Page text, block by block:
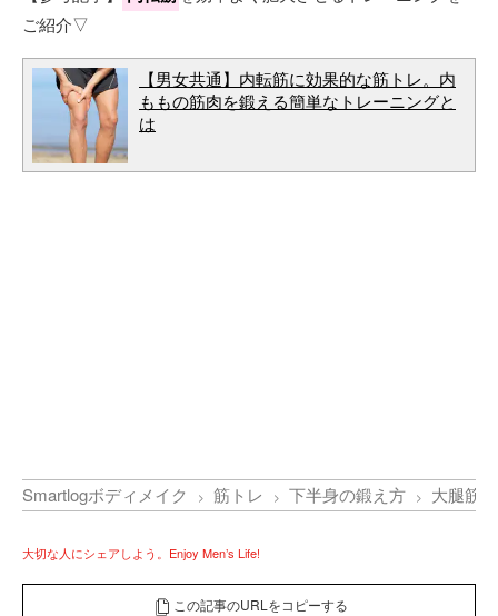
ご紹介▽
【男女共通】内転筋に効果的な筋トレ。内
ももの筋肉を鍛える簡単なトレーニングと
は
Smartlogボディメイク 筋トレ 下半身の鍛え方 大腿筋
大切な人にシェアしよう。Enjoy Men’s Life!
この記事のURLをコピーする